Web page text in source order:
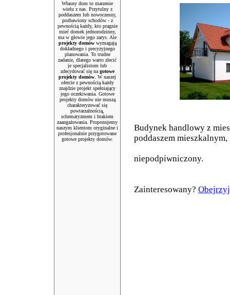
Własny dom to marzenie
wielu z nas. Przytulny z
poddaszem lub nowoczesny,
pozbawiony schodów - z
pewnością każdy, kto pragnie
mieć domek jednorodzinny,
ma w głowie jego zarys. Ale
projekty domówwymagają
dokładnego i precyzyjnego
planowania. To trudne
zadanie, dlatego warto zlecić
je specjalistom lub
zdecydować się na gotowe
projekty domów . W naszej
ofercie z pewnością każdy
znajdzie projekt spełniający
jego oczekiwania. Gotowe
projekty domów nie muszą
charakteryzować się
powtarzalnością,
schematyzmem i brakiem
zaangażowania. Proponujemy
naszym klientom oryginalne i
profesjonalnie przygotowane
gotowe projekty domów.
Budynek handlowy z
poddaszem mieszkalnym,
niepodpiwniczony.
Zainteresowany? Obejrzyj